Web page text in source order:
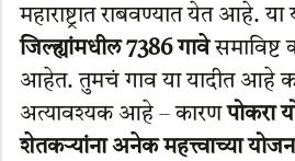
महाराष्ट्रात राबवण्यात येत आहे.
जिल्ह्यांमधील 7386 गावेसमाविष्ट
आहेत. तुमचं गाव या यादीत आहे
अत्यावश्यक आहे – कारणपोकरा
शेतकऱ्यांना अनेक महत्त्वाच्या